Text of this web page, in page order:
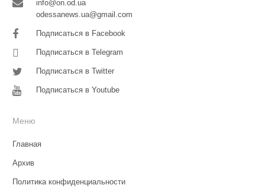
info@on.od.ua
odessanews.ua@gmail.com
Подписаться в Facebook
Подписаться в Telegram
Подписаться в Twitter
Подписаться в Youtube
Меню
Главная
Архив
Политика конфиденциальности